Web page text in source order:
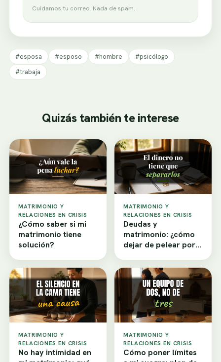
Cuidamos tu correo. Nada de spam.
#esposa #esposo #hombre
#psicólogo
#trabaja
Quizás también te interese
MATRIMONIO Y
RELACIONES EN CRISIS
¿Cómo saber si mi
matrimonio tiene
solución?
MATRIMONIO Y
RELACIONES EN CRISIS
Deudas y
matrimonio: ¿cómo
dejar de pelear por
MATRIMONIO Y
RELACIONES EN CRISIS
No hay intimidad en
MATRIMONIO Y
RELACIONES EN CRISIS
Cómo poner límites